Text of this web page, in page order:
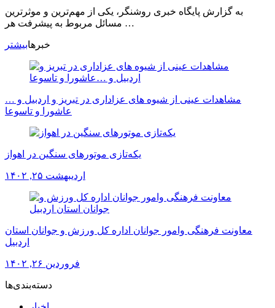
به گزارش پایگاه خبری روشنگر، یکی از مهم‌ترین و موثرترین
مسائل مربوط به پیشرفت هر …
خبرهابیشتر
مشاهدات عینی از شیوه های عزاداری در تبریز و اردبیل و …
عاشورا و تاسوعا
یکه‌تازی موتورهای سنگین در اهواز
اردیبهشت ۲۵, ۱۴۰۲
معاونت فرهنگی وامور جوانان اداره کل ورزش و جوانان استان
اردبیل
فروردین ۲۶, ۱۴۰۲
دسته‌بندی‌ها